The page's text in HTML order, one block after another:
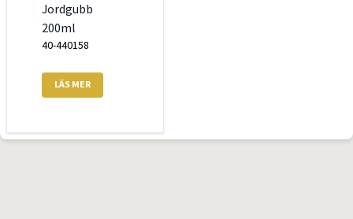
Jordgubb
200ml
40-440158
LÄS MER